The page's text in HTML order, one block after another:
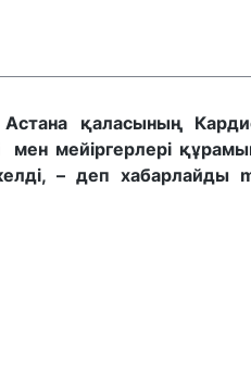
қаласының
мен мейіргерлері
– деп хабарлайды